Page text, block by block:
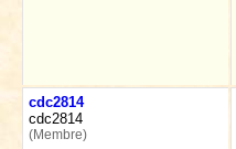
cdc2814
cdc2814
(Membre)